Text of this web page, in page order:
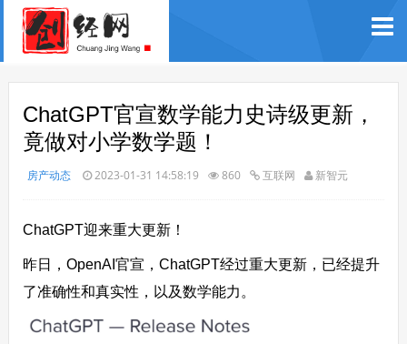
ChatGPT官宣数学能力史诗级更新，
竟做对小学数学题！
房产动态 2023-01-31 14:58:19 860 互联网 新智元
ChatGPT迎来重大更新！
昨日，OpenAI官宣，ChatGPT经过重大更新，已经提升
了准确性和真实性，以及数学能力。